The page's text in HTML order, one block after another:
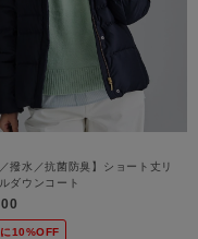
／撥水／抗菌防臭】ショート丈リ
ダウンコート
10%OFF